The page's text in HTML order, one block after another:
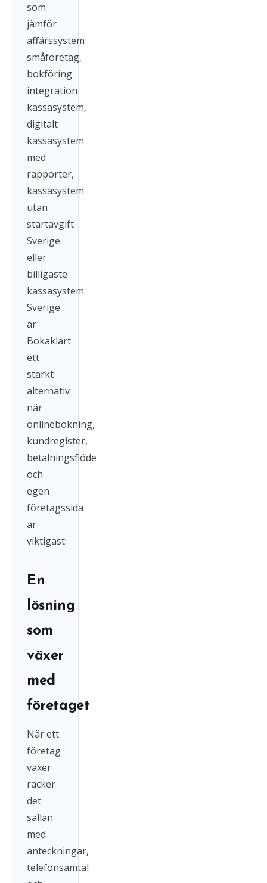
som
jämför
affärssystem
småföretag,
bokföring
integration
kassasystem,
digitalt
kassasystem
med
rapporter,
kassasystem
utan
startavgift
Sverige
eller
billigaste
kassasystem
Sverige
är
Bokaklart
ett
starkt
alternativ
när
onlinebokning,
kundregister,
betalningsflöde
och
egen
företagssida
är
viktigast.
En
lösning
som
växer
med
företaget
När ett
företag
växer
räcker
det
sällan
med
anteckningar,
telefonsamtal